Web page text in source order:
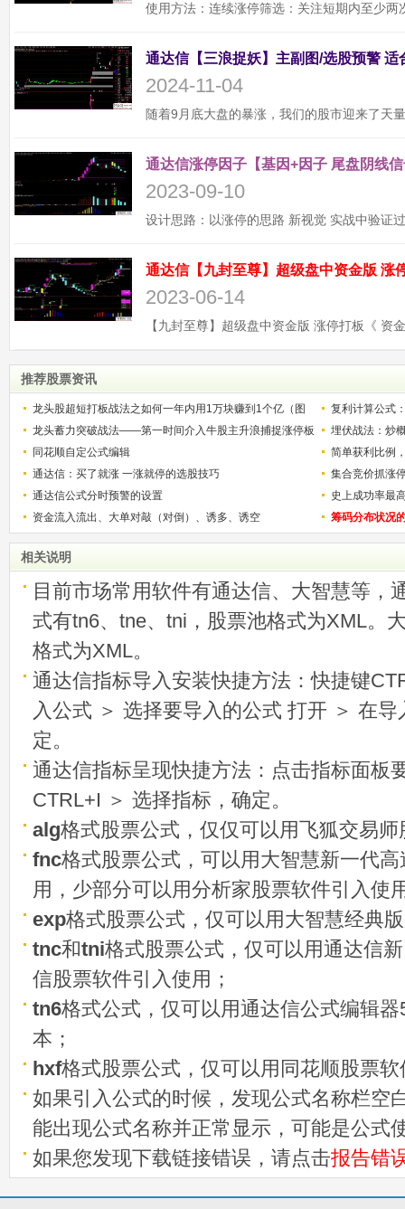
2024-11-04
通达信涨停因子【基因+因子 尾盘阴线
2023-09-10
2023-06-14
推荐股票资讯
龙头股超短打板战法之如何一年内用1万块赚到1个亿（图
解）
复利计算公式
少？
龙头蓄力突破战法——第一时间介入牛股主升浪捕捉涨停板
的技巧（图解）
埋伏战法：炒
同花顺自定公式编辑
简单获利比例
用
通达信：买了就涨 一涨就停的选股技巧
集合竞价抓涨
通达信公式分时预警的设置
史上成功率最
称选股法宝！
资金流入流出、大单对敲（对倒）、诱多、诱空 筹码分布状况
相关说明
目前市场常用软件有通达信、大智慧等，
式有tn6、tne、tni，股票池格式为XML。
格式为XML。
通达信指标导入安装快捷方法：快捷键
入公式 ＞ 选择要导入的公式 打开 ＞ 在
定。
通达信指标呈现快捷方法：点击指标面板
CTRL+I ＞ 选择指标，确定。
alg格式股票公式，仅仅可以用飞狐交易
fnc格式股票公式，可以用大智慧新一代
用，少部分可以用分析家股票软件引入使
exp格式股票公式，仅可以用大智慧经典
tnc和tni格式股票公式，仅可以用通达信
信股票软件引入使用；
tn6格式公式，仅可以用通达信公式编辑
本；
hxf格式股票公式，仅可以用同花顺股票
如果引入公式的时候，发现公式名称栏空
能出现公式名称并正常显示，可能是公式
如果您发现下载链接错误，请点击报告错